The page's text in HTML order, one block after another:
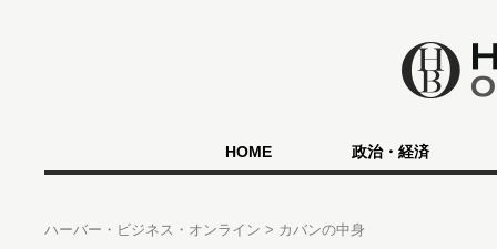
HOME 政治・経済
ハーバー・ビジネス・オンライン カバンの中身